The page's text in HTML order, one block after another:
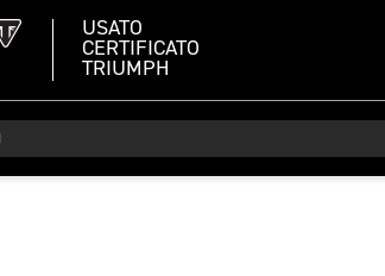
USATO
CERTIFICATO
TRIUMPH